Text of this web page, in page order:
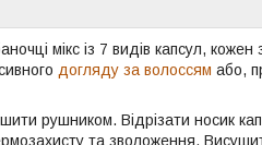
мікс із 7 видів капсул,
догляду за волоссям або,
рушником. Відрізати носик
та зволоження.